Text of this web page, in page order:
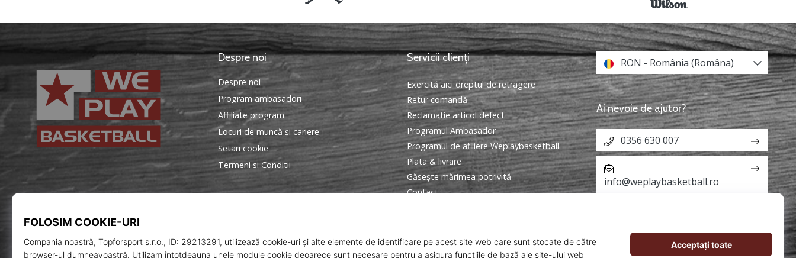
WePlayBasketball.ro
Despre noi
Despre noi
Program ambasadori
Affiliate program
Locuri de muncă și cariere
Setari cookie
Termeni si Conditii
Servicii clienți
Exercită aici dreptul de retragere
Retur comandă
Reclamatie articol defect
Programul Ambasador
Programul de afiliere Weplaybasketball
Plata & livrare
Găseşte mărimea potrivită
Contact
RON - România (Româna)
Ai nevoie de ajutor?
0356 630 007
info@weplaybasketball.ro